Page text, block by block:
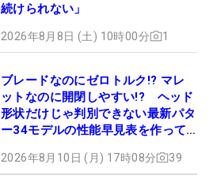
続けられない」
2026年8月8日 (土) 10時00分 1
ブレードなのにゼロトルク!? マレ
ットなのに開閉しやすい!? ヘッド
形状だけじゃ判別できない最新パタ
ー34モデルの性能早見表を作って
2026年8月10日 (月) 17時08分 39